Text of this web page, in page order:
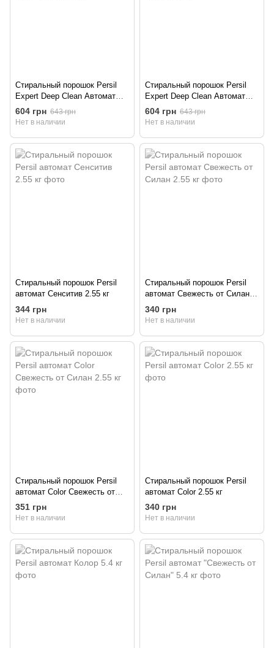
Стиральный порошок Persil
Expert Deep Clean Автомат
Color Свежесть от Silan 4.05
кг
604 грн 643 грн
Нет в наличии
Стиральный порошок Persil
Expert Deep Clean Автомат
Свежесть от Silan 4.05 кг
604 грн 643 грн
Нет в наличии
Стиральный порошок Persil
автомат Сенситив 2.55 кг
344 грн
Нет в наличии
Стиральный порошок Persil
автомат Свежесть от Силан
2.55 кг
340 грн
Нет в наличии
Стиральный порошок Persil
автомат Color Свежесть от
Силан 2.55 кг
351 грн
Нет в наличии
Стиральный порошок Persil
автомат Color 2.55 кг
340 грн
Нет в наличии